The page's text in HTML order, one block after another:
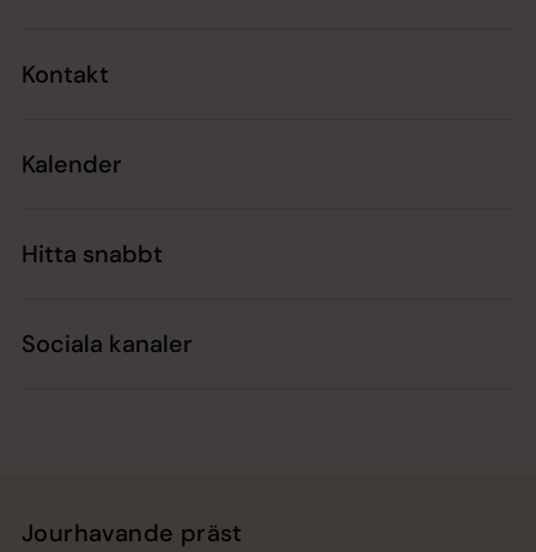
Kontakt
Kalender
Hitta snabbt
Sociala kanaler
Jourhavande präst